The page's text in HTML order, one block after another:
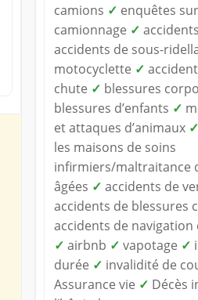
camions ✓ enquêtes
camionnage ✓
accidents de sous-
motocyclette ✓
chute ✓ blessures
blessures d’enfants ✓
et attaques d’animaux ✓
les maisons de soins
infirmiers/maltraitance
âgées ✓ accidents de
accidents de blessures
accidents de navigation
✓ airbnb ✓ vapotage ✓
durée ✓ invalidité de
Assurance vie ✓ Décès